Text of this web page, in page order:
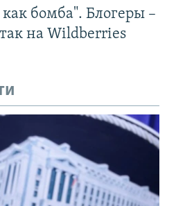
бомба". Блогеры –
на Wildberries